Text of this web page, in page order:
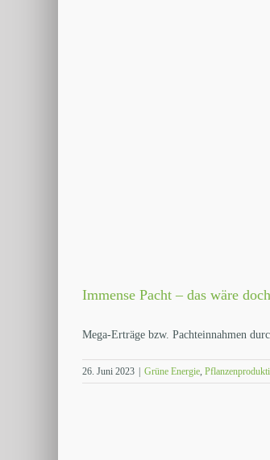
Immense Pacht – das wäre
Mega-Erträge bzw. Pachteinnahmen
26. Juni 2023 | Grüne Energie